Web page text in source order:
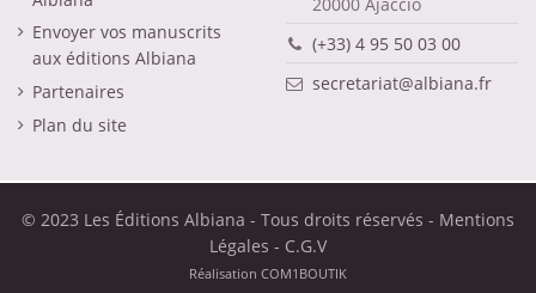
Envoyer vos manuscrits
aux éditions Albiana
Partenaires
Plan du site
(+33) 4 95 50 03 00
secretariat@albiana.fr
© 2023 Les Éditions Albiana - Tous droits réservés - Mentions
Légales - C.G.V
Réalisation COM1BOUTIK